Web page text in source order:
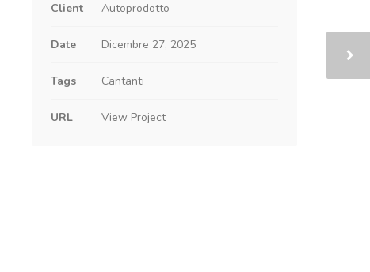
Client Autoprodotto
Date Dicembre 27, 2025
Tags Cantanti
URL View Project